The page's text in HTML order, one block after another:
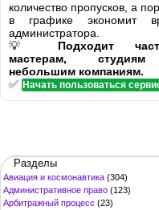
количество пропусков, а
в графике экономит
администратора.
💡 Подходит
мастерам,
небольшим компаниям.
✅ Начать пользоваться
Разделы
Авиация и космонавтика (304)
Административное право (123)
Арбитражный процесс (23)